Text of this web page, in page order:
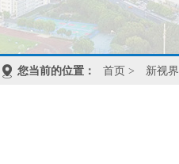
您当前的位置： 首页 > 新视界